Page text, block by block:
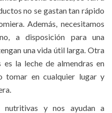
no se gastan tan rápido
Además, necesitamos
a disposición para una
una vida útil larga. Otra
la leche de almendras en
tomar en cualquier lugar y
nutritivas y nos ayudan a